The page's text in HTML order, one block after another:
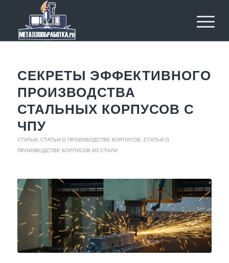
СЕКРЕТЫ ЭФФЕКТИВНОГО
ПРОИЗВОДСТВА
СТАЛЬНЫХ КОРПУСОВ С
ЧПУ
СТАТЬИ, СТАТЬИ О ПРОИЗВОДСТВЕ КОРПУСОВ СТАТЬИ О
ПРОИЗВОДСТВЕ КОРПУСОВ ИЗ СТАЛИ